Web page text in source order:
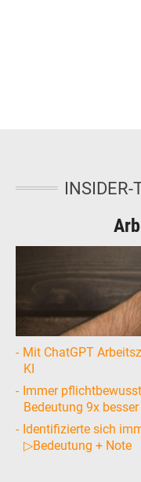
Mit ChatGPT
KI
Immer
Bedeutung 9x besser
Identifizierte sich
▷Bedeutung + Note